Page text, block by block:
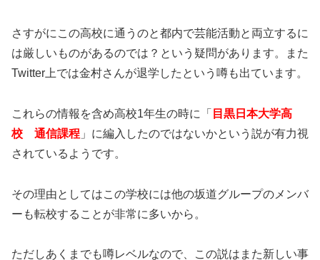
さすがにこの高校に通うのと都内で芸能活動と両立するに
は厳しいものがあるのでは？という疑問があります。また
Twitter上では金村さんが退学したという噂も出ています。
これらの情報を含め高校1年生の時に「 目黒日本大学高
校 通信課程 」に編入したのではないかという説が有力視
されているようです。
その理由としてはこの学校には他の坂道グループのメンバ
ーも転校することが非常に多いから。
ただしあくまでも噂レベルなので、この説はまた新しい事